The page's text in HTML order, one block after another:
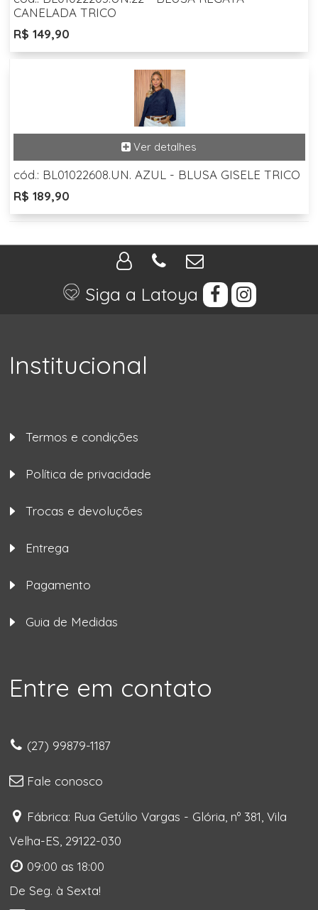
CANELADA TRICO
R$ 149,90
cód.: BL01022608.UN. AZUL - BLUSA GISELE TRICO
R$ 189,90
Siga a Latoya
Institucional
Termos e condições
Política de privacidade
Trocas e devoluções
Entrega
Pagamento
Guia de Medidas
Entre em contato
(27) 99879-1187
Fale conosco
Fábrica: Rua Getúlio Vargas - Glória, nº 381, Vila
Velha-ES, 29122-030
09:00 as 18:00
De Seg. à Sexta!